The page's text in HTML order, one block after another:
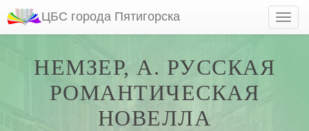
ЦБС города Пятигорска
НЕМЗЕР, А. РУССКАЯ
РОМАНТИЧЕСКАЯ
НОВЕЛЛА